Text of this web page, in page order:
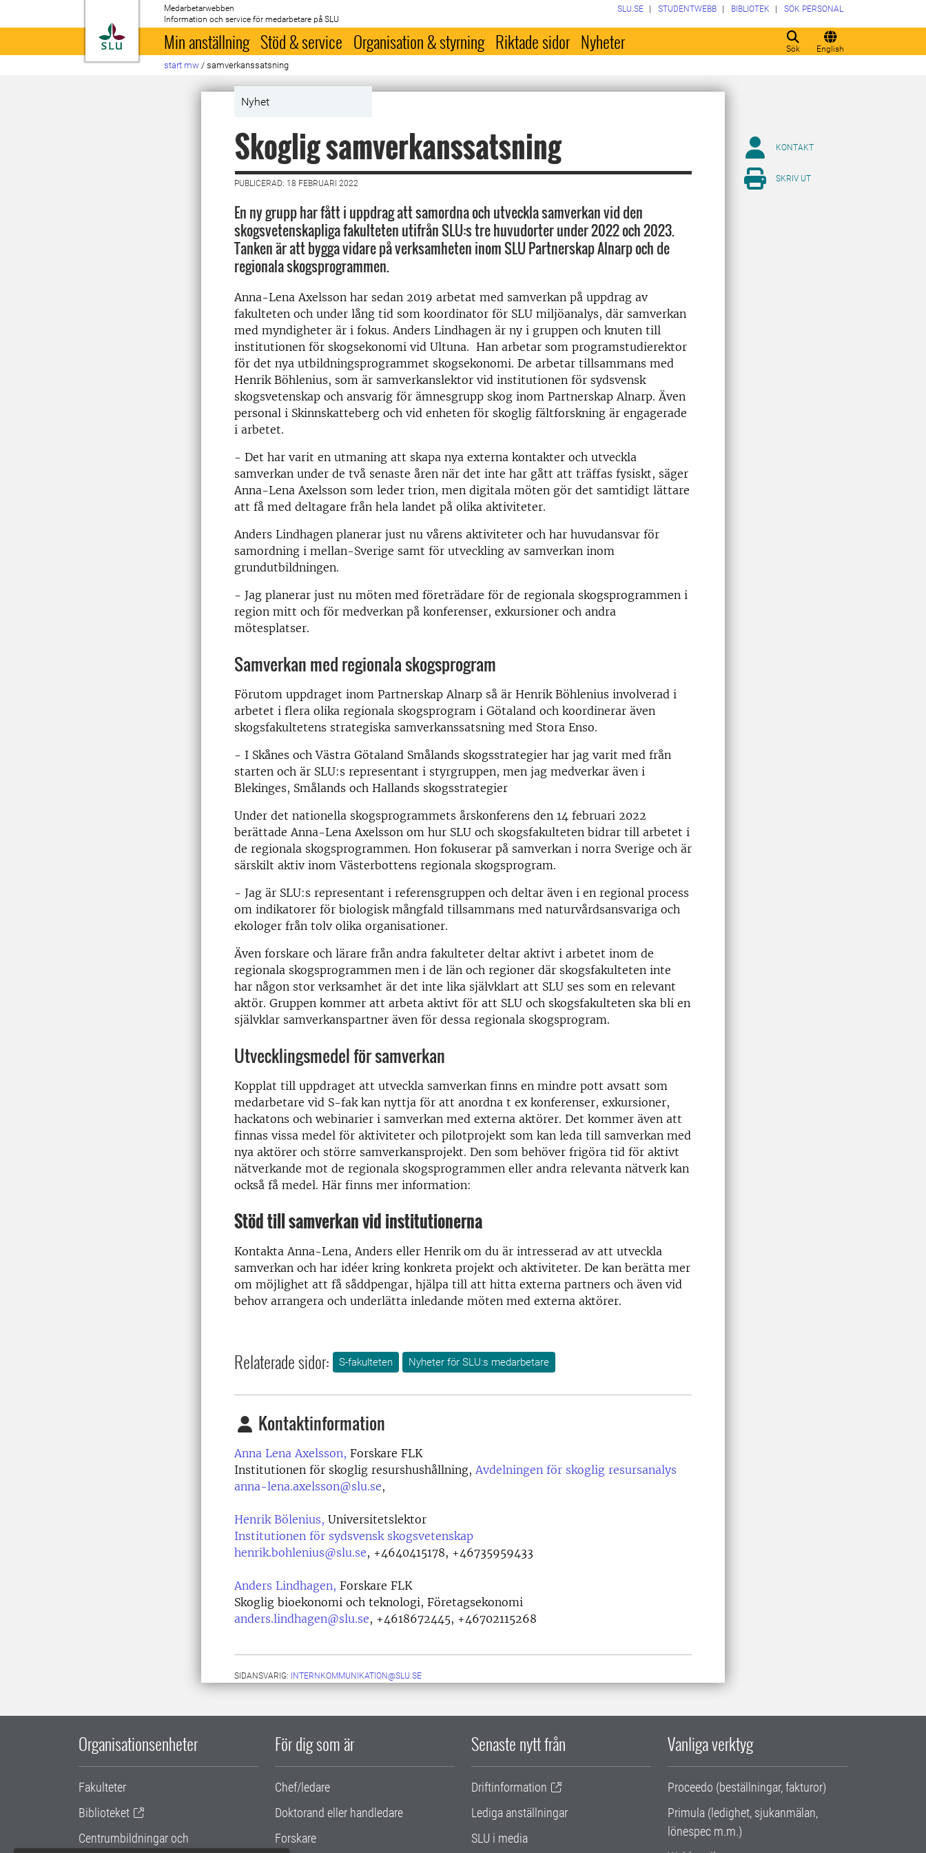
Till startsida
Medarbetarwebben
Information och service för medarbetare på SLU
Sök English
SLU.SE STUDENTWEBB BIBLIOTEK SÖK PERSONAL
Min anställning Stöd & service Organisation & styrning Riktade sidor Nyheter
start mw / samverkanssatsning
Nyhet
Skoglig samverkanssatsning
PUBLICERAD: 18 FEBRUARI 2022
En ny grupp har fått i uppdrag att samordna och utveckla samverkan vid den
skogsvetenskapliga fakulteten utifrån SLU:s tre huvudorter under 2022 och 2023.
Tanken är att bygga vidare på verksamheten inom SLU Partnerskap Alnarp och de
regionala skogsprogrammen.
Anna-Lena Axelsson har sedan 2019 arbetat med samverkan på uppdrag av
fakulteten och under lång tid som koordinator för SLU miljöanalys, där samverkan
med myndigheter är i fokus. Anders Lindhagen är ny i gruppen och knuten till
institutionen för skogsekonomi vid Ultuna. Han arbetar som programstudierektor
för det nya utbildningsprogrammet skogsekonomi. De arbetar tillsammans med
Henrik Böhlenius, som är samverkanslektor vid institutionen för sydsvensk
skogsvetenskap och ansvarig för ämnesgrupp skog inom Partnerskap Alnarp. Även
personal i Skinnskatteberg och vid enheten för skoglig fältforskning är engagerade
i arbetet.
- Det har varit en utmaning att skapa nya externa kontakter och utveckla
samverkan under de två senaste åren när det inte har gått att träffas fysiskt, säger
Anna-Lena Axelsson som leder trion, men digitala möten gör det samtidigt lättare
att få med deltagare från hela landet på olika aktiviteter.
Anders Lindhagen planerar just nu vårens aktiviteter och har huvudansvar för
samordning i mellan-Sverige samt för utveckling av samverkan inom
grundutbildningen.
- Jag planerar just nu möten med företrädare för de regionala skogsprogrammen i
region mitt och för medverkan på konferenser, exkursioner och andra
mötesplatser.
Samverkan med regionala skogsprogram
Förutom uppdraget inom Partnerskap Alnarp så är Henrik Böhlenius involverad i
arbetet i flera olika regionala skogsprogram i Götaland och koordinerar även
skogsfakultetens strategiska samverkanssatsning med Stora Enso.
- I Skånes och Västra Götaland Smålands skogsstrategier har jag varit med från
starten och är SLU:s representant i styrgruppen, men jag medverkar även i
Blekinges, Smålands och Hallands skogsstrategier
Under det nationella skogsprogrammets årskonferens den 14 februari 2022
berättade Anna-Lena Axelsson om hur SLU och skogsfakulteten bidrar till arbetet i
de regionala skogsprogrammen. Hon fokuserar på samverkan i norra Sverige och är
särskilt aktiv inom Västerbottens regionala skogsprogram.
- Jag är SLU:s representant i referensgruppen och deltar även i en regional process
om indikatorer för biologisk mångfald tillsammans med naturvårdsansvariga och
ekologer från tolv olika organisationer.
Även forskare och lärare från andra fakulteter deltar aktivt i arbetet inom de
regionala skogsprogrammen men i de län och regioner där skogsfakulteten inte
har någon stor verksamhet är det inte lika självklart att SLU ses som en relevant
aktör. Gruppen kommer att arbeta aktivt för att SLU och skogsfakulteten ska bli en
självklar samverkanspartner även för dessa regionala skogsprogram.
Utvecklingsmedel för samverkan
Kopplat till uppdraget att utveckla samverkan finns en mindre pott avsatt som
medarbetare vid S-fak kan nyttja för att anordna t ex konferenser, exkursioner,
hackatons och webinarier i samverkan med externa aktörer. Det kommer även att
finnas vissa medel för aktiviteter och pilotprojekt som kan leda till samverkan med
nya aktörer och större samverkansprojekt. Den som behöver frigöra tid för aktivt
nätverkande mot de regionala skogsprogrammen eller andra relevanta nätverk kan
också få medel. Här finns mer information:
Stöd till samverkan vid institutionerna
Kontakta Anna-Lena, Anders eller Henrik om du är intresserad av att utveckla
samverkan och har idéer kring konkreta projekt och aktiviteter. De kan berätta mer
om möjlighet att få såddpengar, hjälpa till att hitta externa partners och även vid
behov arrangera och underlätta inledande möten med externa aktörer.
Relaterade sidor: S-fakulteten Nyheter för SLU:s medarbetare
Kontaktinformation
Anna Lena Axelsson, Forskare FLK
Institutionen för skoglig resurshushållning, Avdelningen för skoglig resursanalys
anna-lena.axelsson@slu.se,
Henrik Bölenius, Universitetslektor
Institutionen för sydsvensk skogsvetenskap
henrik.bohlenius@slu.se, +4640415178, +46735959433
Anders Lindhagen, Forskare FLK
Skoglig bioekonomi och teknologi, Företagsekonomi
anders.lindhagen@slu.se, +4618672445, +46702115268
SIDANSVARIG: INTERNKOMMUNIKATION@SLU.SE
KONTAKT
SKRIV UT
Organisationsenheter
Fakulteter
Biblioteket
Centrumbildningar och
För dig som är
Chef/ledare
Doktorand eller handledare
Forskare
Senaste nytt från
Driftinformation
Lediga anställningar
SLU i media
Vanliga verktyg
Proceedo (beställningar, fakturor)
Primula (ledighet, sjukanmälan,
lönespec m.m.)